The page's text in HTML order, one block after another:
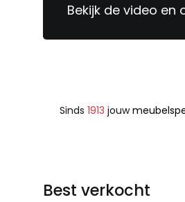
Bekijk de video en
Sinds 1913 jouw
Best verkocht